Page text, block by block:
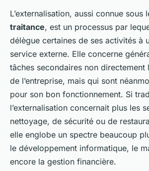
L’externalisation, aussi connue sous
traitance, est un processus par
délègue certaines de ses activités à
service externe. Elle concerne
tâches secondaires non directement
de l’entreprise, mais qui sont
pour son bon fonctionnement. Si
l’externalisation concernait plus les
nettoyage, de sécurité ou de
elle englobe un spectre beaucoup
le développement informatique, le
encore la gestion financière.